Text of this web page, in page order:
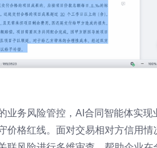
业务风险管控，AI合同智能体实
价格红线。面对交易相对方信用